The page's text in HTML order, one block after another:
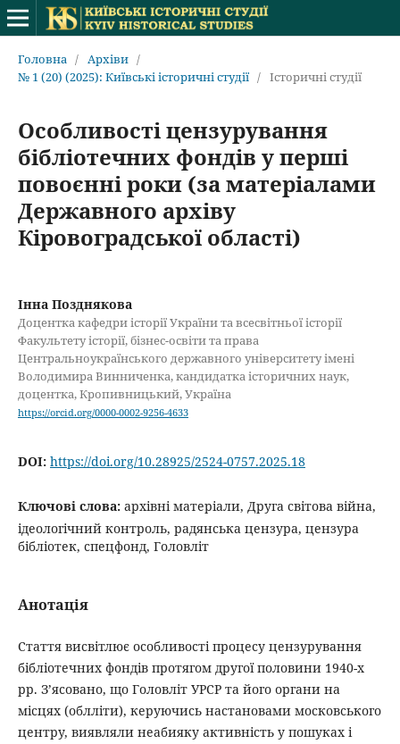
Головна / Архіви /
№ 1 (20) (2025): Київські історичні студії / Історичні студії
Особливості цензурування
бібліотечних фондів у перші
повоєнні роки (за матеріалами
Державного архіву
Кіровоградської області)
Інна Позднякова
Доцентка кафедри історії України та всесвітньої історії
Факультету історії, бізнес-освіти та права
Центральноукраїнського державного університету імені
Володимира Винниченка, кандидатка історичних наук,
доцентка, Кропивницький, Україна
https://orcid.org/0000-0002-9256-4633
DOI: https://doi.org/10.28925/2524-0757.2025.18
Ключові слова: архівні матеріали, Друга світова війна,
ідеологічний контроль, радянська цензура, цензура
бібліотек, спецфонд, Головліт
Анотація
Стаття висвітлює особливості процесу цензурування
бібліотечних фондів протягом другої половини 1940-х
рр. З’ясовано, що Головліт УРСР та його органи на
місцях (облліти), керуючись настановами московського
центру, виявляли неабияку активність у пошуках і